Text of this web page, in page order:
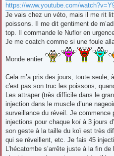
https://www.youtube.com/
Je vais chez un véto, mais il me rit
poissons. Il me dit gentiment de
top. Il commande le Nuflor en
Je me coatch comme si une foule
Monde entier
Cela m’a pris des jours, toute seule,
c'est pas son truc les poissons,
Les attraper (très difficile dans le
injection dans le muscle d’une
surveillance du réveil. Je
injections pour chaque koï à 3 jours
son geste à la taille du koï est très
qui se réveillent, etc. Je fais 45
L’hécatombe s’arrête juste à la fin